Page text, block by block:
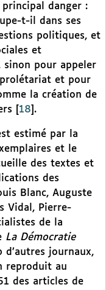
danger :
t-il dans ses
politiques, et
et
sinon pour appeler
et pour
la création de
18 .
estimé par la
et le
des textes et
des
Blanc, Auguste
Vidal, Pierre-
de la
La Démocratie
d’autres journaux,
reproduit au
des articles de